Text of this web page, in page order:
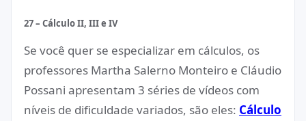
27 – Cálculo II, III e IV
Se você quer se especializar em cálculos, os
professores Martha Salerno Monteiro e Cláudio
Possani apresentam 3 séries de vídeos com
níveis de dificuldade variados, são eles: Cálculo